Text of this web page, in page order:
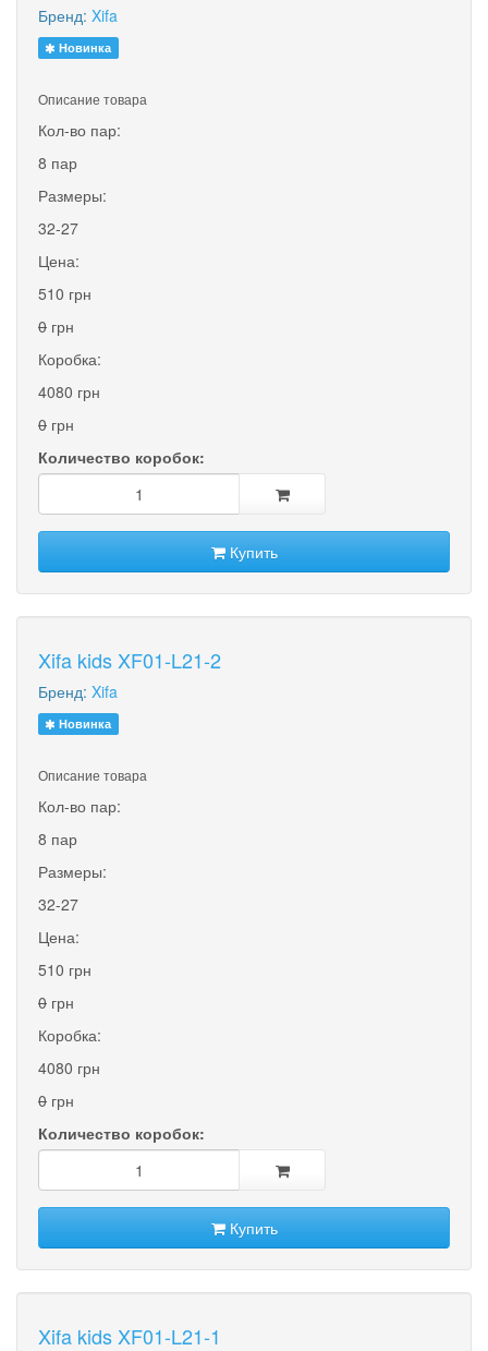
Бренд: Xifa
Новинка
Описание товара
Кол-во пар:
8 пар
Размеры:
32-27
Цена:
510 грн
0 грн
Коробка:
4080 грн
0 грн
Количество коробок:
Купить
Xifa kids XF01-L21-2
Бренд: Xifa
Новинка
Описание товара
Кол-во пар:
8 пар
Размеры:
32-27
Цена:
510 грн
0 грн
Коробка:
4080 грн
0 грн
Количество коробок:
Купить
Xifa kids XF01-L21-1